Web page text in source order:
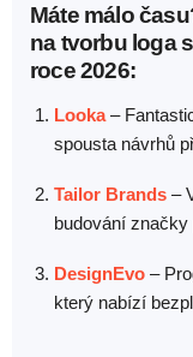
Máte málo
na tvorbu loga
roce 2026:
Looka –
spousta návrhů
Tailor Brands –
budování
DesignEvo –
který nabízí